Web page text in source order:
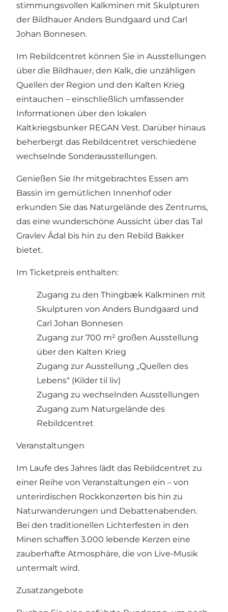
stimmungsvollen Kalkminen mit Skulpturen
der Bildhauer Anders Bundgaard und Carl
Johan Bonnesen.
Im Rebildcentret können Sie in Ausstellungen
über die Bildhauer, den Kalk, die unzähligen
Quellen der Region und den Kalten Krieg
eintauchen – einschließlich umfassender
Informationen über den lokalen
Kaltkriegsbunker REGAN Vest. Darüber hinaus
beherbergt das Rebildcentret verschiedene
wechselnde Sonderausstellungen.
Genießen Sie Ihr mitgebrachtes Essen am
Bassin im gemütlichen Innenhof oder
erkunden Sie das Naturgelände des Zentrums,
das eine wunderschöne Aussicht über das Tal
Gravlev Ådal bis hin zu den Rebild Bakker
bietet.
Im Ticketpreis enthalten:
Zugang zu den Thingbæk Kalkminen mit
Skulpturen von Anders Bundgaard und
Carl Johan Bonnesen
Zugang zur 700 m² großen Ausstellung
über den Kalten Krieg
Zugang zur Ausstellung „Quellen des
Lebens“ (Kilder til liv)
Zugang zu wechselnden Ausstellungen
Zugang zum Naturgelände des
Rebildcentret
Veranstaltungen
Im Laufe des Jahres lädt das Rebildcentret zu
einer Reihe von Veranstaltungen ein – von
unterirdischen Rockkonzerten bis hin zu
Naturwanderungen und Debattenabenden.
Bei den traditionellen Lichterfesten in den
Minen schaffen 3.000 lebende Kerzen eine
zauberhafte Atmosphäre, die von Live-Musik
untermalt wird.
Zusatzangebote